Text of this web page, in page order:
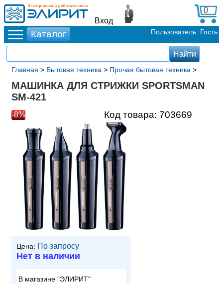
Вход
0
Пользователь: Гость
Главная > Бытовая техника > Прочая бытовая техника >
МАШИНКА ДЛЯ СТРИЖКИ SPORTSMAN
SM-421
-8% Код товара: 703669
Цена: По запросу
Нет в наличии
В магазине "ЭЛИРИТ"